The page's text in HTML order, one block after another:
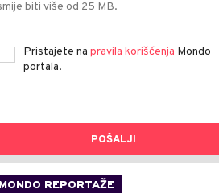
biti više od 25 MB.
Pristajete na pravila korišćenja Mondo
portala.
POŠALJI
MONDO REPORTAŽE